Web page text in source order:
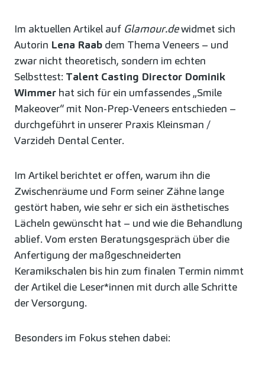
Im aktuellen Artikel auf Glamour.dewidmet sich
Autorin Lena Raab dem Thema Veneers – und
zwar nicht theoretisch, sondern im echten
Selbsttest: Talent Casting Director Dominik
Wimmer hat sich für ein umfassendes „Smile
Makeover“ mit Non-Prep-Veneers entschieden –
durchgeführt in unserer Praxis Kleinsman /
Varzideh Dental Center.
Im Artikel berichtet er offen, warum ihn die
Zwischenräume und Form seiner Zähne lange
gestört haben, wie sehr er sich ein ästhetisches
Lächeln gewünscht hat – und wie die Behandlung
ablief. Vom ersten Beratungsgespräch über die
Anfertigung der maßgeschneiderten
Keramikschalen bis hin zum finalen Termin nimmt
der Artikel die Leser*innen mit durch alle Schritte
der Versorgung.
Besonders im Fokus stehen dabei: